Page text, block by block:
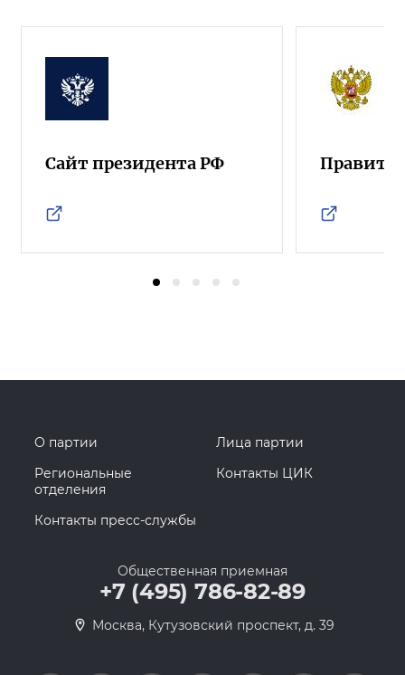
Сайт президента РФ
О партии
Лица партии
Региональные
отделения
Контакты ЦИК
Контакты пресс-службы
Общественная приемная
+7 (495) 786-82-89
Москва, Кутузовский проспект, д. 39